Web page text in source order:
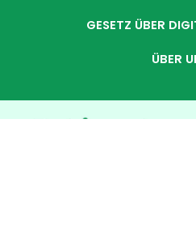
GESETZ ÜBER
ÜBER